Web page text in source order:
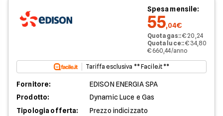
Spesa mensile:
55,04€
Quota gas::€ 20,24
Quota luce::€ 34,80
€ 660,44/anno
Tariffa esclusiva ** Facile.it **
Fornitore:
EDISON ENERGIA SPA
Prodotto:
Dynamic Luce e Gas
Tipologia offerta:
Prezzo indicizzato